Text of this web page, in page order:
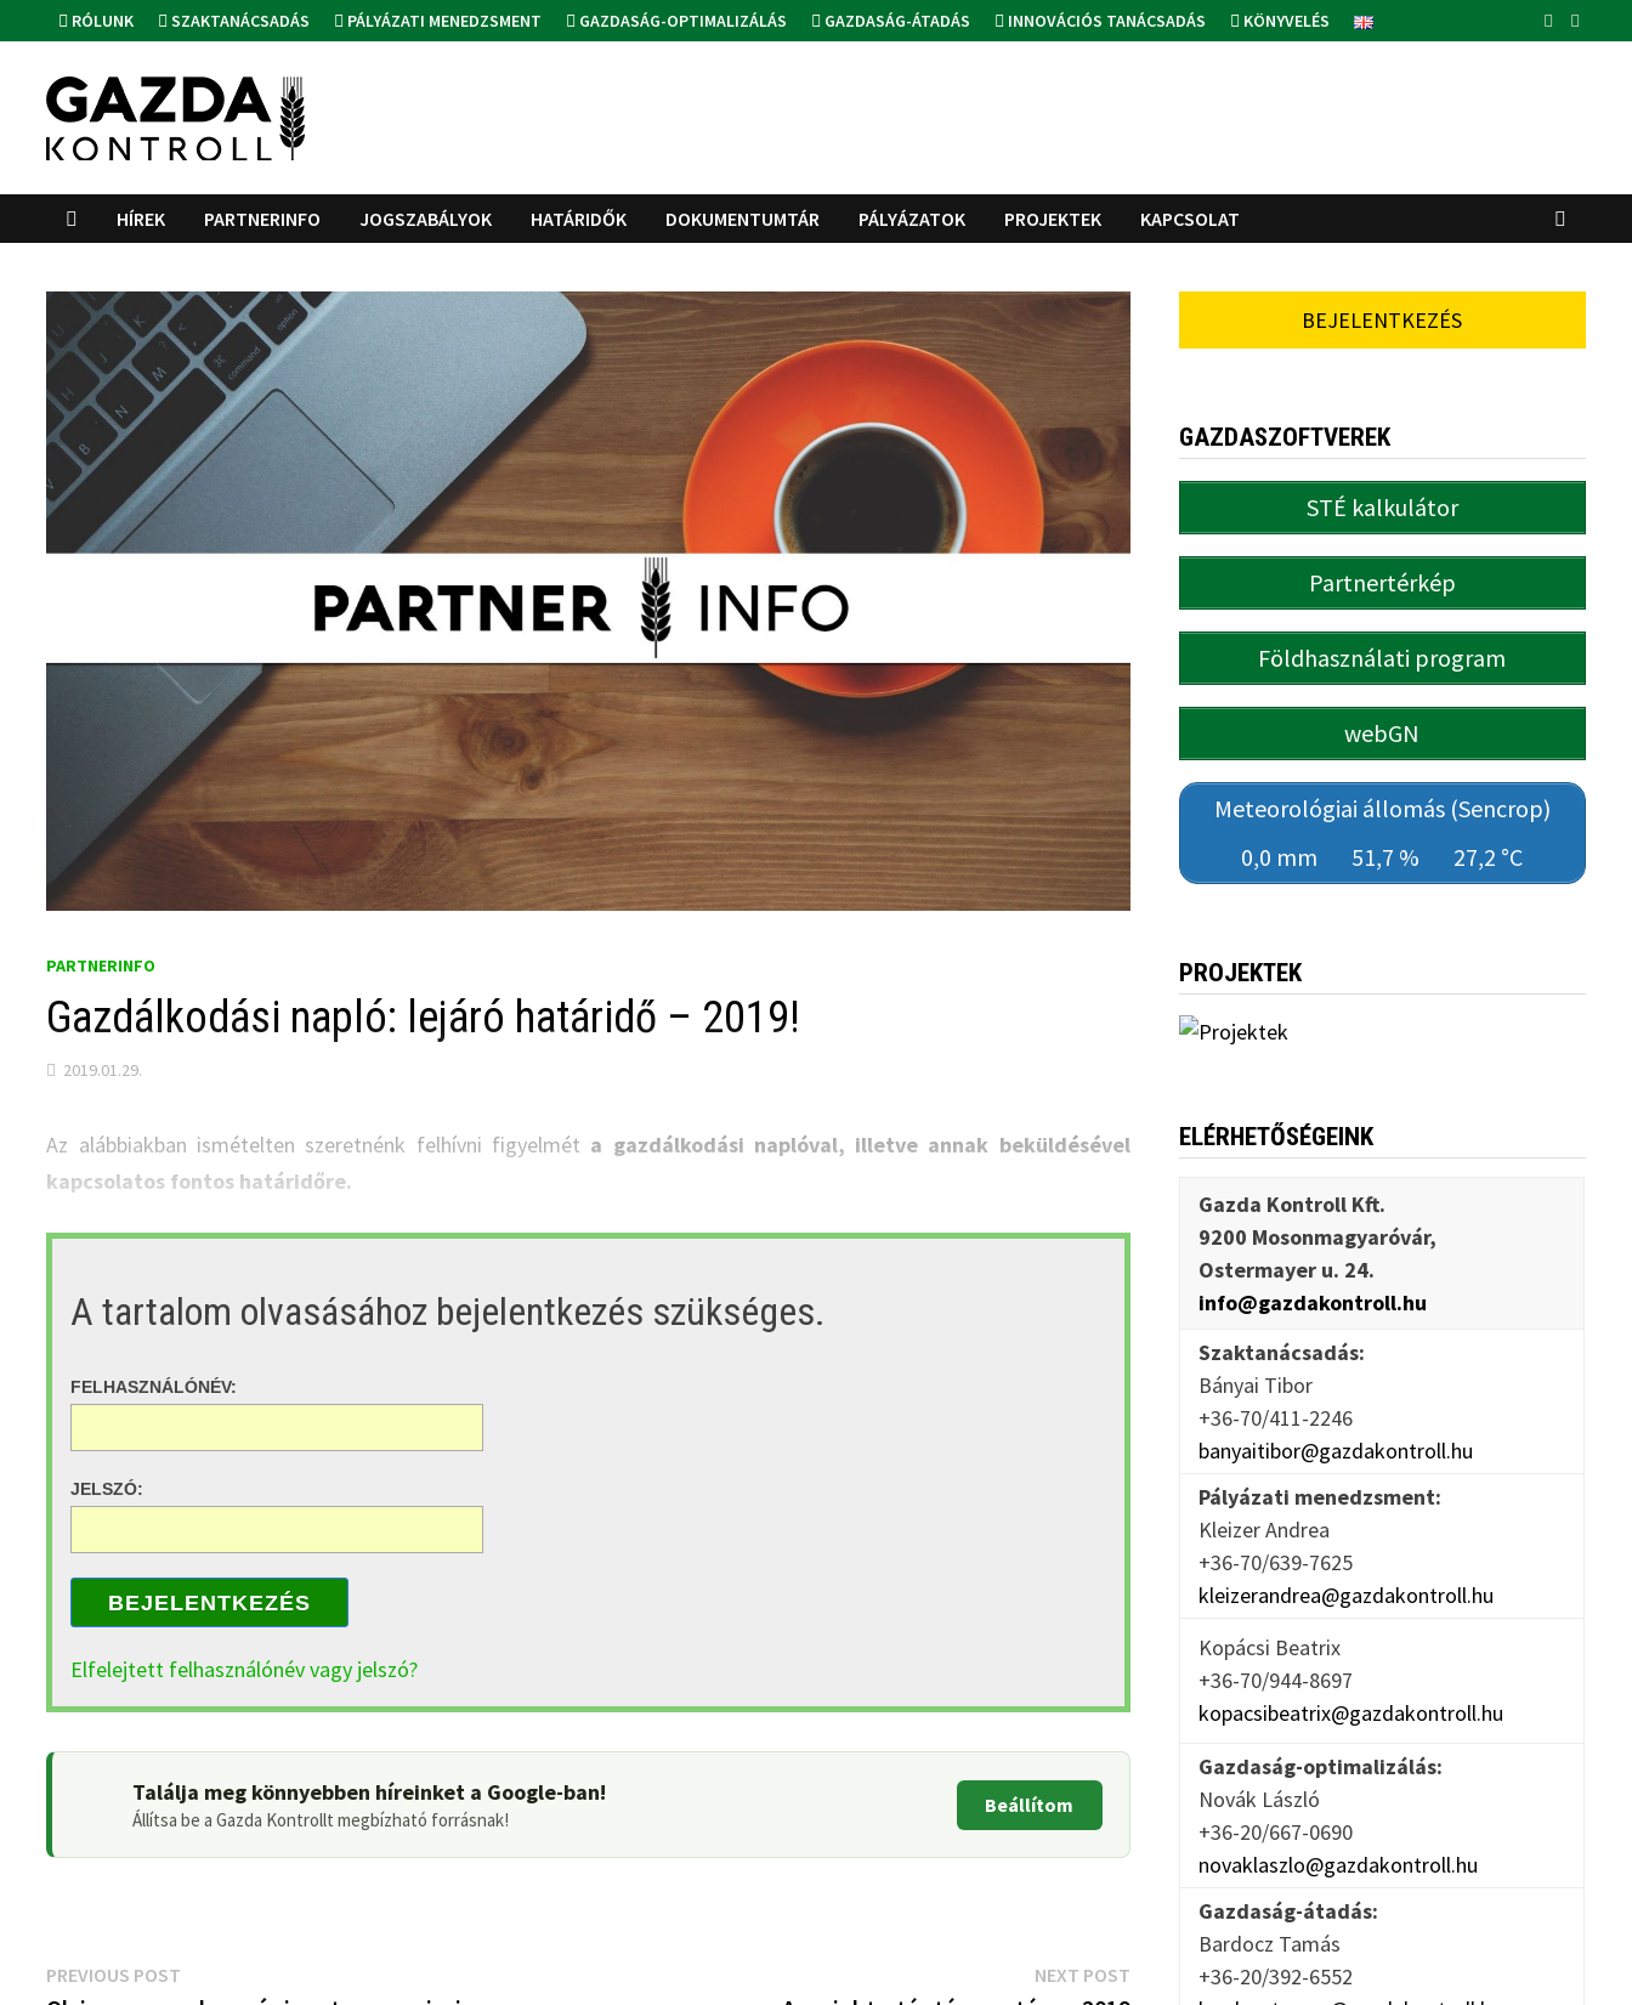
to
content
RÓLUNK SZAKTANÁCSADÁS PÁLYÁZATI MENEDZSMENT GAZDASÁG-OPTIMALIZÁLÁS GAZDASÁG-ÁTADÁS INNOVÁCIÓS TANÁCSADÁS KÖNYVELÉS
HÍREK PARTNERINFO JOGSZABÁLYOK HATÁRIDŐK DOKUMENTUMTÁR PÁLYÁZATOK PROJEKTEK KAPCSOLAT
PARTNERINFO
Gazdálkodási napló: lejáró határidő – 2019!
2019.01.29.
Az alábbiakban ismételten szeretnénk felhívni figyelmét a gazdálkodási naplóval, illetve annak beküldésével
kapcsolatos fontos határidőre.
A tartalom olvasásához bejelentkezés szükséges.
FELHASZNÁLÓNÉV:
JELSZÓ:
BEJELENTKEZÉS
Elfelejtett felhasználónév vagy jelszó?
Találja meg könnyebben híreinket a Google-ban!
Állítsa be a Gazda Kontrollt megbízható forrásnak!
Beállítom
Bejegyzés
PREVIOUS POST NEXT POSTNext
BEJELENTKEZÉS
GAZDASZOFTVEREK
STÉ kalkulátor
Partnertérkép
Földhasználati program
webGN
Meteorológiai állomás (Sencrop)
0,0 mm
51,7 % 27,2 °C
PROJEKTEK
ELÉRHETŐSÉGEINK
Gazda Kontroll Kft.
9200 Mosonmagyaróvár,
Ostermayer u. 24.
info@gazdakontroll.hu
Szaktanácsadás:
Bányai Tibor
+36-70/411-2246
banyaitibor@gazdakontroll.hu
Pályázati menedzsment:
Kleizer Andrea
+36-70/639-7625
kleizerandrea@gazdakontroll.hu
Kopácsi Beatrix
+36-70/944-8697
kopacsibeatrix@gazdakontroll.hu
Gazdaság-optimalizálás:
Novák László
+36-20/667-0690
novaklaszlo@gazdakontroll.hu
Gazdaság-átadás:
Bardocz Tamás
+36-20/392-6552